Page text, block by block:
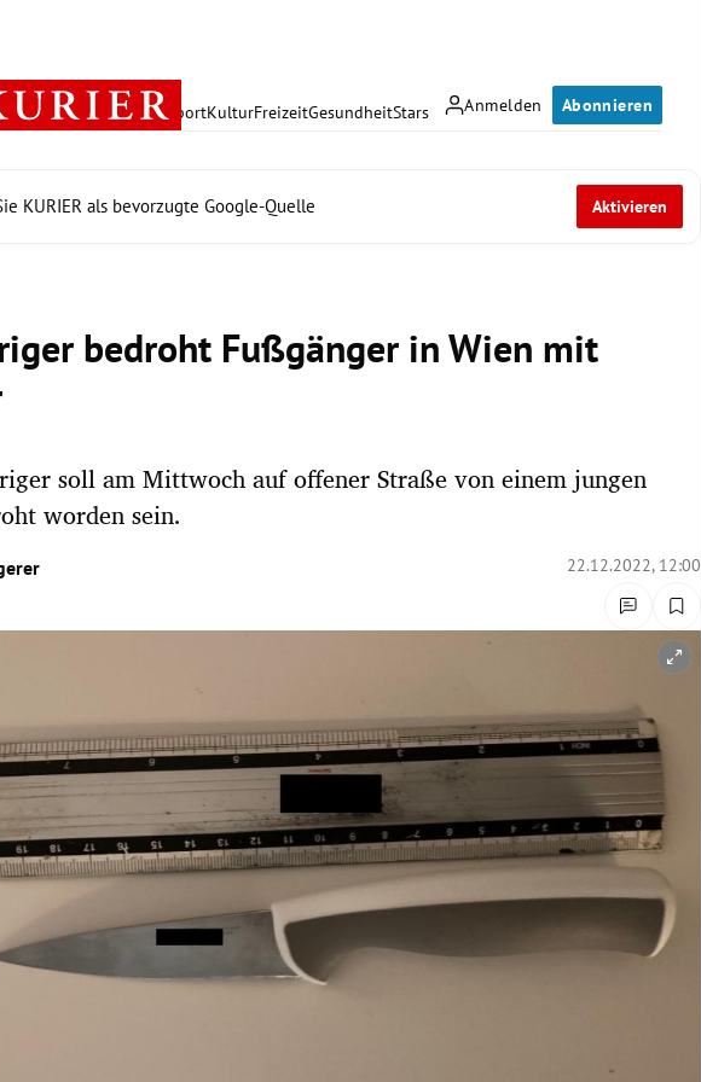
Anmelden Abonnieren
PolitikWirtschaft SportKulturFreizeitGesundheitStars
KURIER als bevorzugte Google-Quelle Aktivieren
bedroht Fußgänger in Wien mit
soll am Mittwoch auf offener Straße von einem jungen
worden sein.
22.12.2022, 12:00
öffnen/schließen